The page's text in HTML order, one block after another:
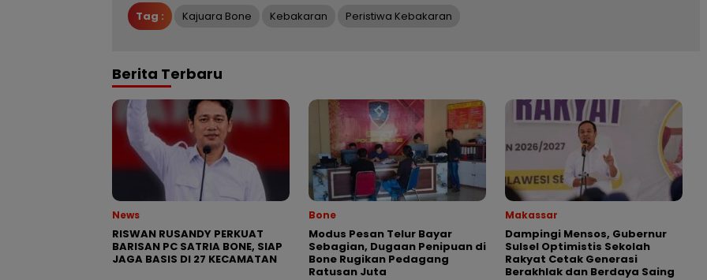
Tag : Kajuara Bone Kebakaran Peristiwa Kebakaran
Berita Terbaru
News
RISWAN RUSANDY PERKUAT
BARISAN PC SATRIA BONE, SIAP
JAGA BASIS DI 27 KECAMATAN
Bone
Modus Pesan Telur Bayar
Sebagian, Dugaan Penipuan di
Bone Rugikan Pedagang
Ratusan Juta
Makassar
Dampingi Mensos, Gubernur
Sulsel Optimistis Sekolah
Rakyat Cetak Generasi
Berakhlak dan Berdaya Saing